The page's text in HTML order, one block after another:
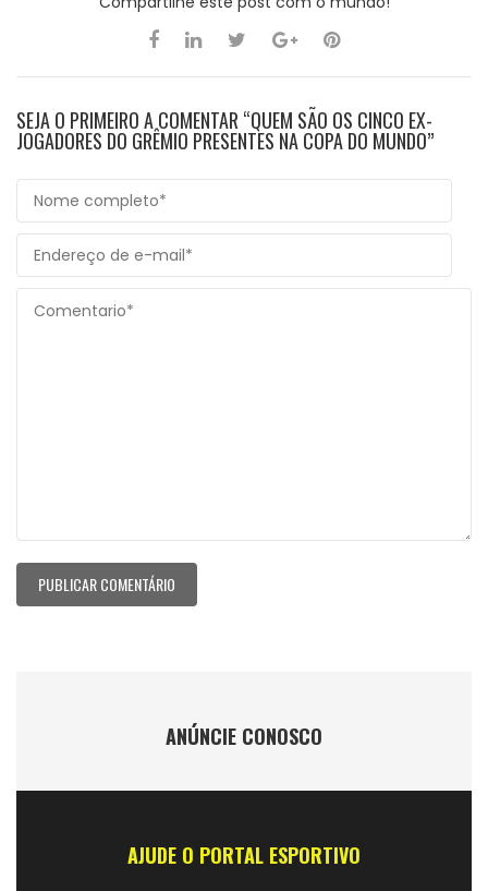
SEJA O PRIMEIRO A COMENTAR “QUEM SÃO OS CINCO EX-
JOGADORES DO GRÊMIO PRESENTES NA COPA DO MUNDO”
ANÚNCIE CONOSCO
AJUDE O PORTAL ESPORTIVO